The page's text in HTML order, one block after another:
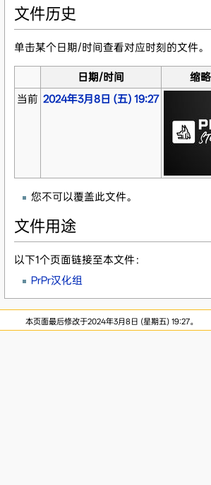
文件历史
单击某个日期/时间查看对应时刻的文件。
日期/时间
缩
当前 2024年3月8日 (五) 19:27
您不可以覆盖此文件。
文件用途
以下1个页面链接至本文件：
PrPr汉化组
本页面最后修改于2024年3月8日 (星期五) 19:27。